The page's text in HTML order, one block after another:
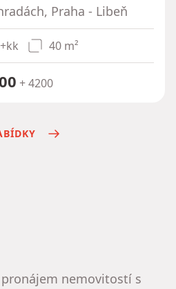
Praha - Libeň
40 m²
+ 4200
nemovitostí s